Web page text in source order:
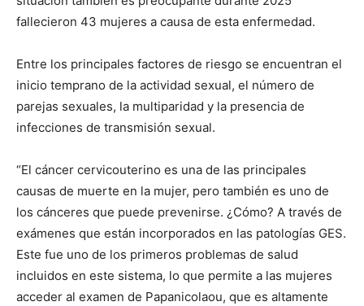
fallecieron 43 mujeres a causa de esta enfermedad.
Entre los principales factores de riesgo se encuentran el
inicio temprano de la actividad sexual, el número de
parejas sexuales, la multiparidad y la presencia de
infecciones de transmisión sexual.
“El cáncer cervicouterino es una de las principales
causas de muerte en la mujer, pero también es uno de
los cánceres que puede prevenirse. ¿Cómo? A través de
exámenes que están incorporados en las patologías GES.
Este fue uno de los primeros problemas de salud
incluidos en este sistema, lo que permite a las mujeres
acceder al examen de Papanicolaou, que es altamente